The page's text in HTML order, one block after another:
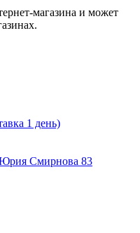
магазина и может
1 день)
Смирнова 83